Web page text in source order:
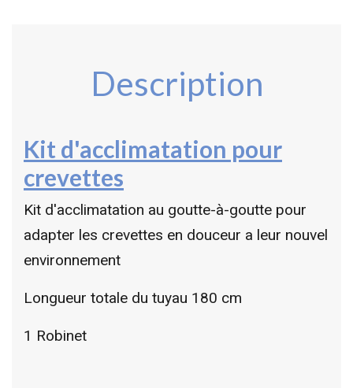
Description
Kit d'acclimatation pour
crevettes
Kit d'acclimatation au goutte-à-goutte pour
adapter les crevettes en douceur a leur nouvel
environnement
Longueur totale du tuyau 180 cm
1 Robinet